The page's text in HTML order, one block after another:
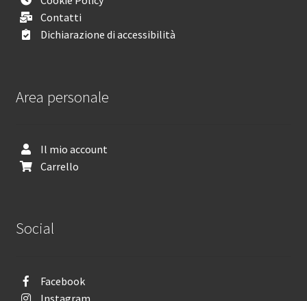
Contatti
Dichiarazione di accessibilità
Area personale
Il mio account
Carrello
Social
Facebook
Instagram